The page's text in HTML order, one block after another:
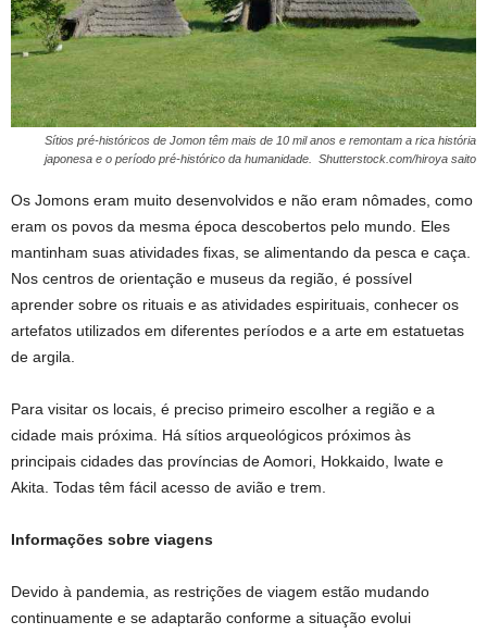
Sítios pré-históricos de Jomon têm mais de 10 mil anos e remontam a rica história
japonesa e o período pré-histórico da humanidade. Shutterstock.com/hiroya saito
Os Jomons eram muito desenvolvidos e não eram nômades, como
eram os povos da mesma época descobertos pelo mundo. Eles
mantinham suas atividades fixas, se alimentando da pesca e caça.
Nos centros de orientação e museus da região, é possível
aprender sobre os rituais e as atividades espirituais, conhecer os
artefatos utilizados em diferentes períodos e a arte em estatuetas
de argila.
Para visitar os locais, é preciso primeiro escolher a região e a
cidade mais próxima. Há sítios arqueológicos próximos às
principais cidades das províncias de Aomori, Hokkaido, Iwate e
Akita. Todas têm fácil acesso de avião e trem.
Informações sobre viagens
Devido à pandemia, as restrições de viagem estão mudando
continuamente e se adaptarão conforme a situação evolui